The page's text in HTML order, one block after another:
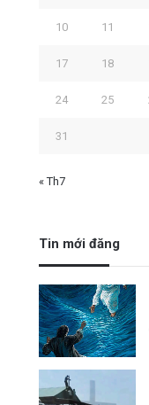
10 11
17 18
24 25
31
« Th7
Tin mới đăng